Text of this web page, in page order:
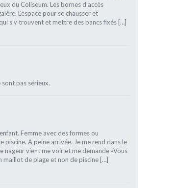
du Coliseum. Les bornes d’accès
L'espace pour se chausser et
s’y trouvent et mettre des bancs fixés […]
sont pas sérieux.
Femme avec des formes ou
piscine. A peine arrivée. Je me rend dans le
nageur vient me voir et me demande «Vous
maillot de plage et non de piscine […]